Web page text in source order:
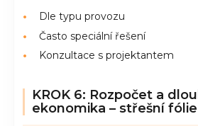
Dle typu provozu
Často speciální řešení
Konzultace s projektantem
KROK 6: Rozpočet a
ekonomika – střešní